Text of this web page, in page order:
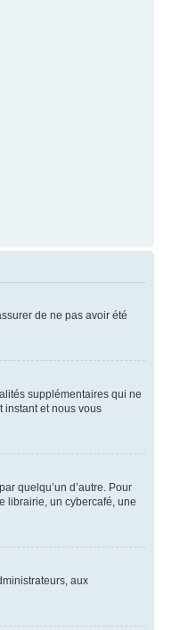
de ne pas avoir été
supplémentaires qui ne
instant et nous vous
quelqu’un d’autre. Pour
librairie, un cybercafé, une
aux